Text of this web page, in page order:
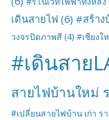
เดินสายไฟ (6) #สร้าง
วงจรปิดภาพสี (4) #เชียงใ
#เดินสาย
สายไฟบ้านใหม่
#เปลี่ยนสายไฟบ้าน เก่า ร